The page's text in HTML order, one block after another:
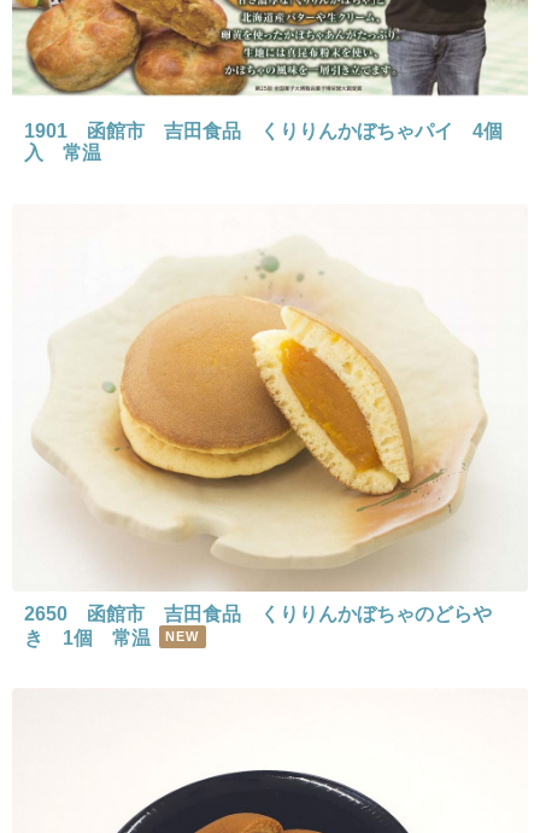
1901 函館市 吉田食品 くりりんかぼちゃパイ 4個
入 常温
2650 函館市 吉田食品 くりりんかぼちゃのどらや
き 1個 常温
NEW